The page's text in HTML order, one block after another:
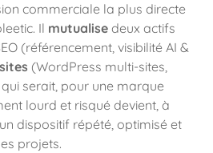
commerciale la plus directe
Il mutualisedeux actifs
(référencement, visibilité AI &
(WordPress multi-sites,
serait, pour une marque
lourd et risqué devient, à
dispositif répété, optimisé et
projets.